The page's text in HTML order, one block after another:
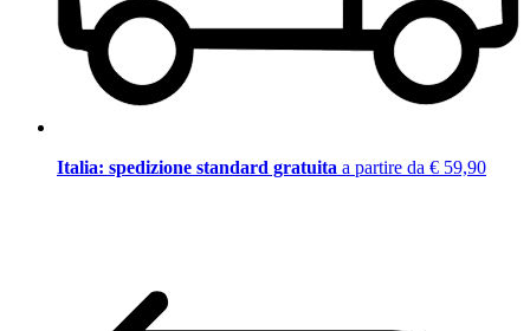
Italia: spedizione standard gratuita a partire da € 59,90